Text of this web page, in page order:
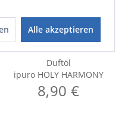
Duftöl
ipuro HOLY HARMONY
8,90 €
Alle akzeptieren